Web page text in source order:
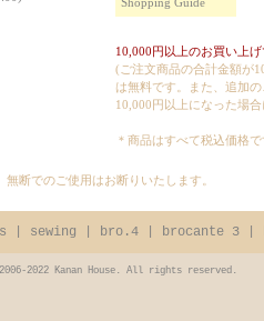
10,000円以上のお買い上
(ご注文商品の合計金額が
は無料です。また、追加
10,000円以上になった場
＊商品はすべて税込価格で
断でのご使用はお断りいたします。
sewing bro.4 brocante 3
2022 Kanan House. All rights reserved.